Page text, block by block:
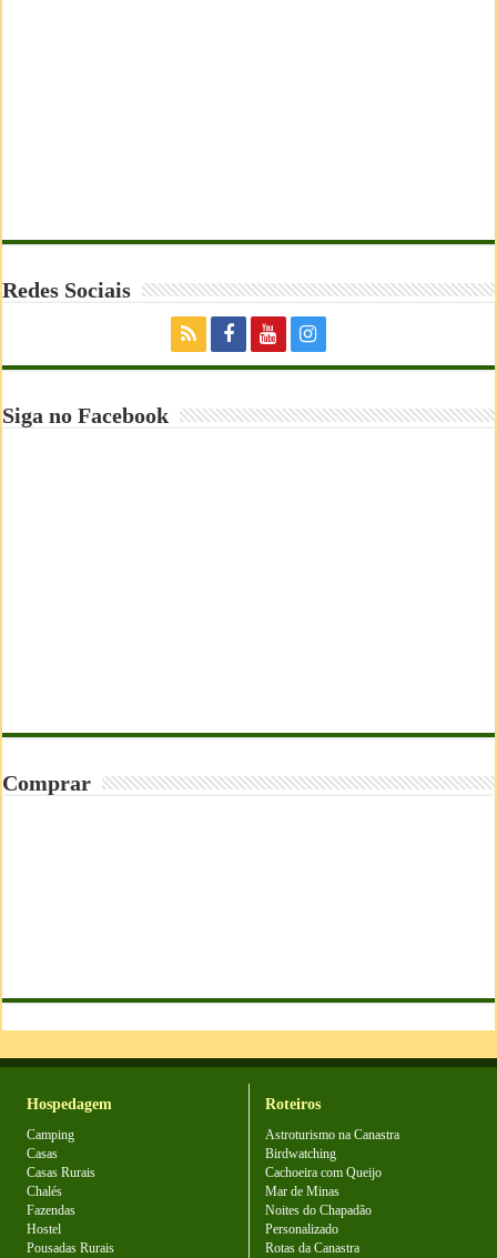
Redes Sociais
Siga no Facebook
Comprar
Hospedagem
Camping
Casas
Casas Rurais
Chalés
Fazendas
Hostel
Pousadas Rurais
Roteiros
Astroturismo na Canastra
Birdwatching
Cachoeira com Queijo
Mar de Minas
Noites do Chapadão
Personalizado
Rotas da Canastra